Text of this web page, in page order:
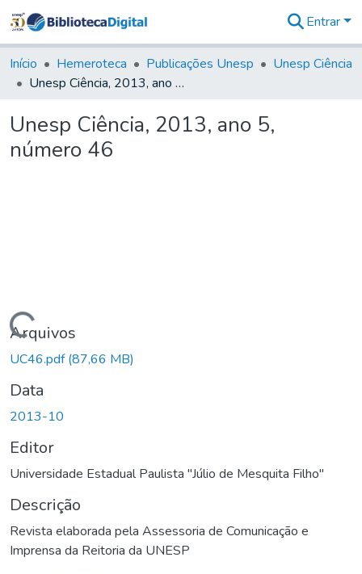
&
Coleções
Tudo na
Digital
Entrar
Início Hemeroteca Publicações Unesp
Unesp Ciência
Unesp Ciência, 2013, ano 5, número 46
Unesp Ciência, 2013, ano 5,
número 46
Carregando...
Arquivos
UC46.pdf(87,66 MB)
Data
2013-10
Editor
Universidade Estadual Paulista "Júlio de Mesquita Filho"
Descrição
Revista elaborada pela Assessoria de Comunicação e
Imprensa da Reitoria da UNESP